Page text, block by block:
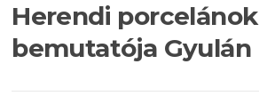
Herendi porcelánok
bemutatója Gyulán